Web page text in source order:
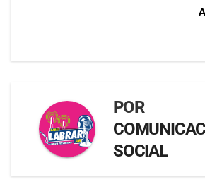
POR
SOCIAL